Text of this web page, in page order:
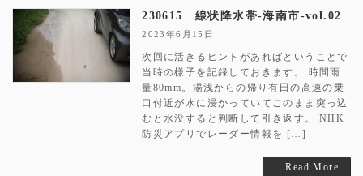
230615 線状降水帯-海南市-vol.02
2023年6月15日
次回に活きるヒントがあればということで
当時の様子を記録しておきます。 時間雨
量80mm。湯浅からの帰り有田の高速の乗
口付近が水に浸かっていてこのまま突っ込
むと水没すると判断して引き返す。 NHK
防災アプリでレーダー情報を […]
...Read More